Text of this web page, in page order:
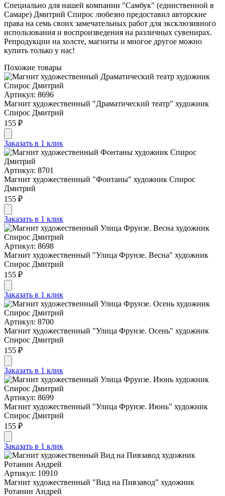
Специально для нашей компании "Самбук" (единственной в
Самаре) Дмитрий Спирос любезно предоставил авторские
права на семь своих замечательных работ для эксклюзивного
использования и воспроизведения на различных сувенирах.
Репродукции на холсте, магниты и многое другое можно
купить только у нас!
Похожие товары
Артикул: 8696
Магнит художественный "Драматический театр" художник
Спирос Дмитрий
155 ₽
Заказать в 1 клик
Артикул: 8701
Магнит художественный "Фонтаны" художник Спирос
Дмитрий
155 ₽
Заказать в 1 клик
Артикул: 8698
Магнит художественный "Улица Фрунзе. Весна" художник
Спирос Дмитрий
155 ₽
Заказать в 1 клик
Артикул: 8700
Магнит художественный "Улица Фрунзе. Осень" художник
Спирос Дмитрий
155 ₽
Заказать в 1 клик
Артикул: 8699
Магнит художественный "Улица Фрунзе. Июнь" художник
Спирос Дмитрий
155 ₽
Заказать в 1 клик
Артикул: 10910
Магнит художественный "Вид на Пивзавод" художник
Ротанин Андрей